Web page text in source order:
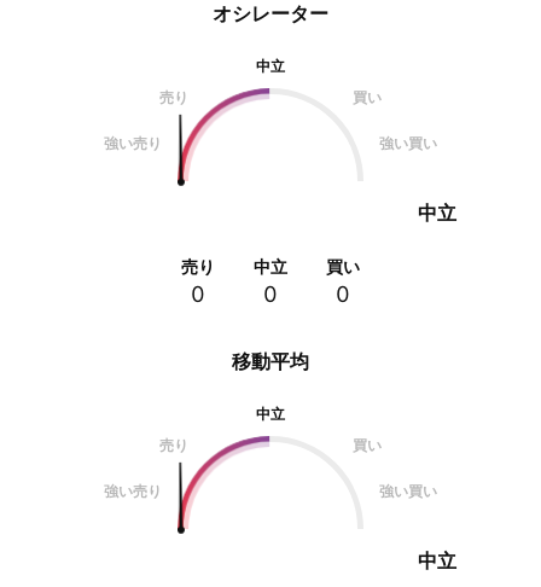
オシレーター
中立
売り
買い
強い売り 強い買い
中立
売り
0
中立
0
買い
0
移動平均
中立
売り
買い
強い売り 強い買い
中立